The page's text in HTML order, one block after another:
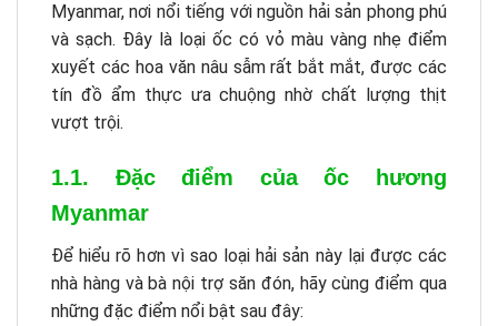
Myanmar, nơi nổi tiếng với nguồn hải sản phong phú
và sạch. Đây là loại ốc có vỏ màu vàng nhẹ điểm
xuyết các hoa văn nâu sẫm rất bắt mắt, được các
tín đồ ẩm thực ưa chuộng nhờ chất lượng thịt
vượt trội.
1.1. Đặc điểm của ốc hương
Myanmar
Để hiểu rõ hơn vì sao loại hải sản này lại được các
nhà hàng và bà nội trợ săn đón, hãy cùng điểm qua
những đặc điểm nổi bật sau đây: